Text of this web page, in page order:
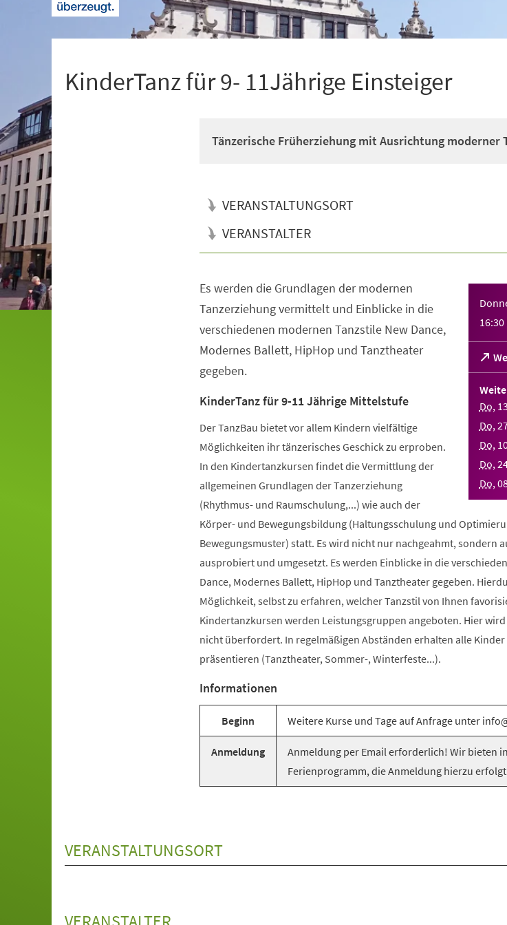
KinderTanz für 9- 11Jährige Einsteiger
Tänzerische Früherziehung mit Ausrichtung moderner
VERANSTALTUNGSORT
VERANSTALTER
16:30
in
Tab)
Do, 13
Do,
Do,
Do,
Do,
Es werden die Grundlagen der modernen
Tanzerziehung vermittelt und Einblicke in die
verschiedenen modernen Tanzstile New Dance,
Modernes Ballett, HipHop und Tanztheater
gegeben.
KinderTanz für 9-11 Jährige Mittelstufe
Der TanzBau bietet vor allem Kindern vielfältige
Möglichkeiten ihr tänzerisches Geschick zu erproben.
In den Kindertanzkursen findet die Vermittlung der
allgemeinen Grundlagen der Tanzerziehung
(Rhythmus- und Raumschulung,...) wie auch der
Körper- und Bewegungsbildung (Haltungsschulung und
Bewegungsmuster) statt. Es wird nicht nur nachgeahmt, sondern
ausprobiert und umgesetzt. Es werden Einblicke in die
Dance, Modernes Ballett, HipHop und Tanztheater gegeben.
Möglichkeit, selbst zu erfahren, welcher Tanzstil von Ihnen
Kindertanzkursen werden Leistungsgruppen angeboten. Hier
nicht überfordert. In regelmäßigen Abständen erhalten alle
präsentieren (Tanztheater, Sommer-, Winterfeste...).
Informationen
Beginn Weitere Kurse und Tage auf Anfrage unter
Anmeldung
Anmeldung per Email erforderlich! Wir bieten
Ferienprogramm, die Anmeldung hierzu
VERANSTALTUNGSORT